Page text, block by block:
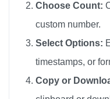
ハローキティ
ハローキティ
ハローキティ
ハローキティ
ハローキティ
ハローキティ
Choose Count:
custom number.
Select Options:
timestamps, or
Copy or